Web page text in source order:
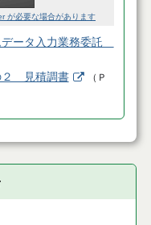
が必要な場合があります
ータ入力業務委託
２ 見積調書 （ Ｐ